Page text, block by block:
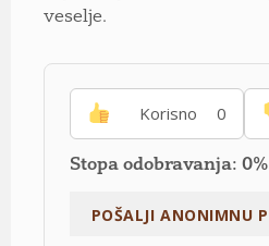
veselje.
Korisno 0
Stopa odobravanja: 0%